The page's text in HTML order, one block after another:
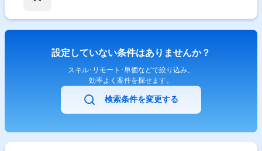
設定していない条件はありませんか？
スキル･リモート･単価などで絞り込み、
効率よく案件を探せます。
検索条件を変更する